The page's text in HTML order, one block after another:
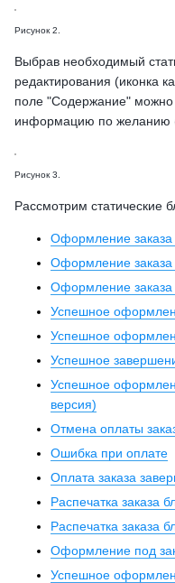
Рисунок 2.
Выбрав необходимый
редактирования (иконка
поле "Содержание" можно
информацию по желанию
Рисунок 3.
Рассмотрим статические
Оформление заказа
Оформление заказа
Оформление заказа
Успешное
Успешное
Успешное
Успешное
версия)
Отмена оплаты
Ошибка при оплате
Оплата заказа
Распечатка заказа
Распечатка заказа
Оформление под
Успешное